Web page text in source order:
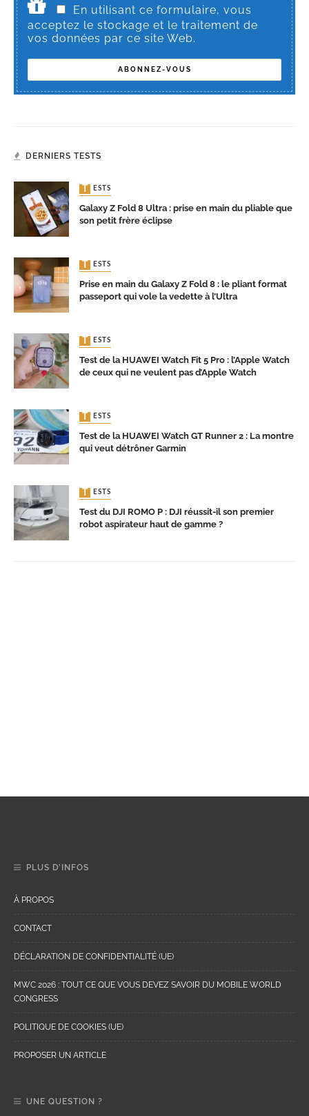
En utilisant ce formulaire, vous
acceptez le stockage et le traitement de
vos données par ce site Web.
DERNIERS TESTS
TESTS
Galaxy Z Fold 8 Ultra : prise en main du pliable que
son petit frère éclipse
TESTS
Prise en main du Galaxy Z Fold 8 : le pliant format
passeport qui vole la vedette à l’Ultra
TESTS
Test de la HUAWEI Watch Fit 5 Pro : l’Apple Watch
de ceux qui ne veulent pas d’Apple Watch
TESTS
Test de la HUAWEI Watch GT Runner 2 : La montre
qui veut détrôner Garmin
TESTS
Test du DJI ROMO P : DJI réussit-il son premier
robot aspirateur haut de gamme ?
PLUS D’INFOS
À PROPOS
CONTACT
DÉCLARATION DE CONFIDENTIALITÉ (UE)
MWC 2026 : TOUT CE QUE VOUS DEVEZ SAVOIR DU MOBILE WORLD
CONGRESS
POLITIQUE DE COOKIES (UE)
PROPOSER UN ARTICLE
UNE QUESTION ?